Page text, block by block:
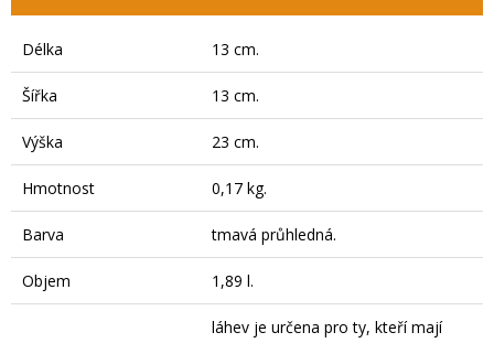
Délka 13 cm.
Šířka 13 cm.
Výška 23 cm.
Hmotnost 0,17 kg.
Barva tmavá průhledná.
Objem 1,89 l.
láhev je určena pro ty, kteří mají